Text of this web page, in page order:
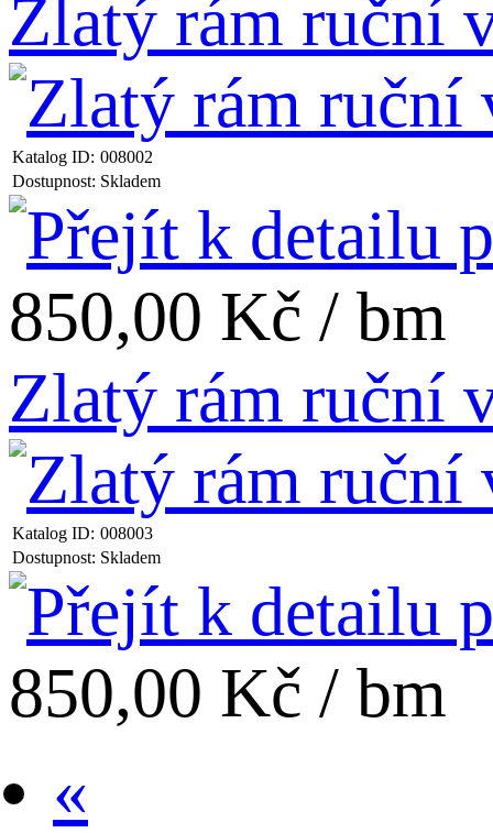
Zlatý rám ruční
Katalog ID: 008002
Dostupnost: Skladem
850,00 Kč / bm
Zlatý rám ruční
Katalog ID: 008003
Dostupnost: Skladem
850,00 Kč / bm
«